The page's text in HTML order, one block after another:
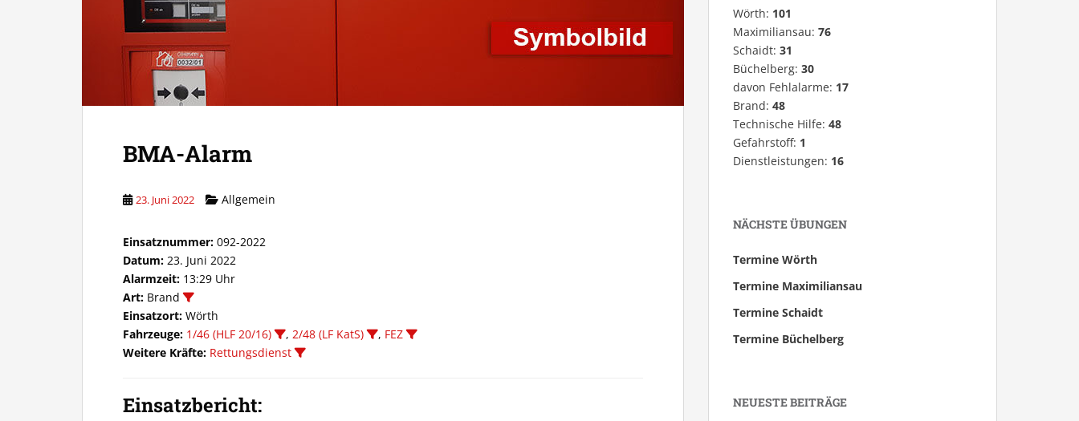
BMA-Alarm
23. Juni 2022 Allgemein
Einsatznummer: 092-2022
Datum: 23. Juni 2022
Alarmzeit: 13:29 Uhr
Art: Brand
Einsatzort: Wörth
Fahrzeuge: 1/46 (HLF 20/16) , 2/48 (LF KatS) , FEZ
Weitere Kräfte: Rettungsdienst
Einsatzbericht:
Wörth: 101
Maximiliansau: 76
Schaidt: 31
Büchelberg: 30
davon Fehlalarme: 17
Brand: 48
Technische Hilfe: 48
Gefahrstoff: 1
Dienstleistungen: 16
NÄCHSTE ÜBUNGEN
Termine Wörth
Termine Maximiliansau
Termine Schaidt
Termine Büchelberg
NEUESTE BEITRÄGE